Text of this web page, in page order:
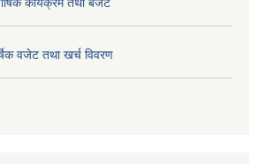
कार्यक्रम तथा बजेट
वजेट तथा खर्च विवरण